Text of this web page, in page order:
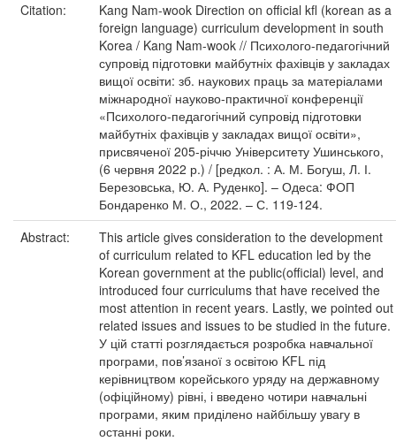
Citation:
Kang Nam-wook Direction on official kfl (korean as a
foreign language) curriculum development in south
Korea / Kang Nam-wook // Психолого-педагогічний
супровід підготовки майбутніх фахівців у закладах
вищої освіти: зб. наукових праць за матеріалами
міжнародної науково-практичної конференції
«Психолого-педагогічний супровід підготовки
майбутніх фахівців у закладах вищої освіти»,
присвяченої 205-річчю Університету Ушинського,
(6 червня 2022 р.) / [редкол. : А. М. Богуш, Л. І.
Березовська, Ю. А. Руденко]. – Одеса: ФОП
Бондаренко М. О., 2022. – С. 119-124.
Abstract:
This article gives consideration to the development
of curriculum related to KFL education led by the
Korean government at the public(official) level, and
introduced four curriculums that have received the
most attention in recent years. Lastly, we pointed out
related issues and issues to be studied in the future.
У цій статті розглядається розробка навчальної
програми, пов’язаної з освітою KFL під
керівництвом корейського уряду на державному
(офіційному) рівні, і введено чотири навчальні
програми, яким приділено найбільшу увагу в
останні роки.